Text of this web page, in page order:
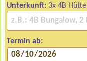
Unterkunft: 3x 4B Hütte
Termin ab: